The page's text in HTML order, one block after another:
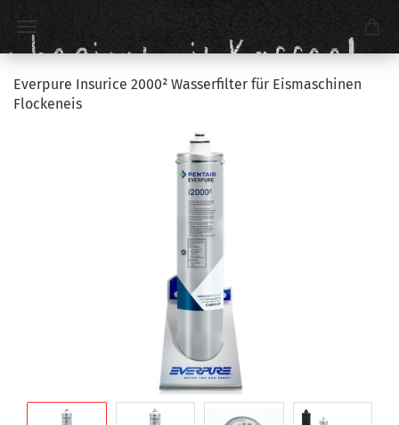
Everpure Insurice 2000² Wasserfilter für Eismaschinen
Flockeneis